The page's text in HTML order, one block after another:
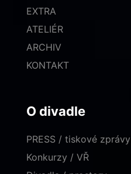
EXTRA
ATELIÉR
ARCHIV
KONTAKT
O divadle
PRESS / tiskové zprávy
Konkurzy / VŘ